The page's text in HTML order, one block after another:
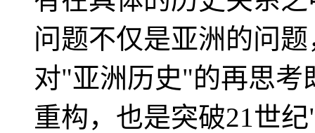
问题不仅是亚洲的问
对"亚洲历史"的再思考
重构，也是突破21世